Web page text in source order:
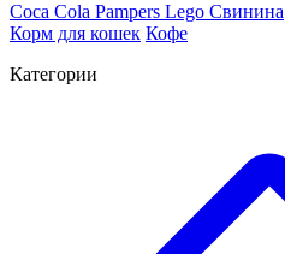
Coca Cola Pampers Lego Cвинина
Корм для кошек Кофе
Категории